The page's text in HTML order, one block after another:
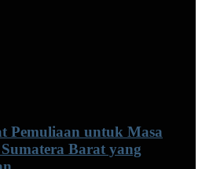
Pemuliaan untuk Masa
Barat yang